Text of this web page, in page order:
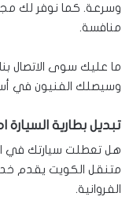
وسرعة. كما نوفر لك
منافسة.
ما عليك سوى الاتصال
وسيصلك الفنيون في
تبديل بطارية السيارة
هل تعطلت سيارتك في
متنقل الكويت يقدم
الفروانية.